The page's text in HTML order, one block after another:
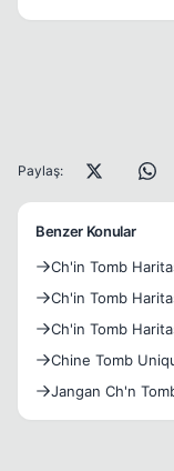
Paylaş:
Benzer Konular
Ch'in Tomb
Ch'in Tomb
Ch'in Tomb
Chine Tomb
Jangan Ch'n